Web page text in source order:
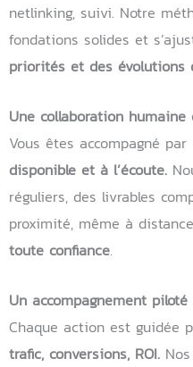
netlinking, suivi. Notre
fondations solides et
priorités et des évolutions
Une collaboration
Vous êtes accompagné par
disponible et à l’écoute.
réguliers, des livrables
proximité, même à
toute confiance.
Un accompagnement
Chaque action est guidée
trafic, conversions, ROI.